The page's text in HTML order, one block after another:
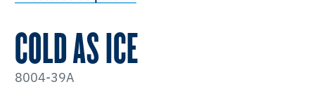
COLD AS ICE
8004-39A